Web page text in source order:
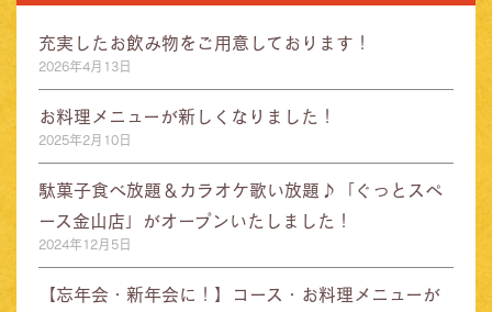
充実したお飲み物をご用意しております！
2026年4月13日
お料理メニューが新しくなりました！
2025年2月10日
駄菓子食べ放題＆カラオケ歌い放題♪「ぐっとスペ
ース金山店」がオープンいたしました！
2024年12月5日
【忘年会・新年会に！】コース・お料理メニューが